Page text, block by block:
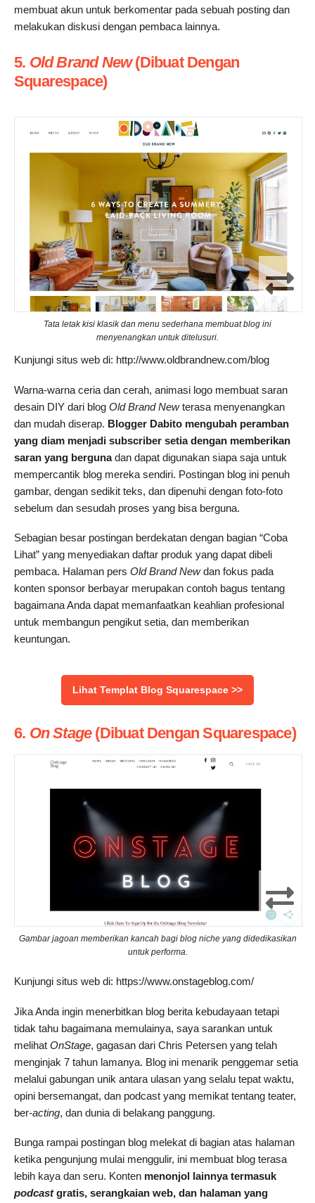
membuat akun untuk berkomentar pada sebuah posting dan
melakukan diskusi dengan pembaca lainnya.
5. Old Brand New(Dibuat Dengan
Squarespace)
Tata letak kisi klasik dan menu sederhana membuat blog ini
menyenangkan untuk ditelusuri.
Kunjungi situs web di: http://www.oldbrandnew.com/blog
Warna-warna ceria dan cerah, animasi logo membuat saran
desain DIY dari blog Old Brand Newterasa menyenangkan
dan mudah diserap. Blogger Dabito mengubah peramban
yang diam menjadi subscriber setia dengan memberikan
saran yang bergunadan dapat digunakan siapa saja untuk
mempercantik blog mereka sendiri. Postingan blog ini penuh
gambar, dengan sedikit teks, dan dipenuhi dengan foto-foto
sebelum dan sesudah proses yang bisa berguna.
Sebagian besar postingan berdekatan dengan bagian “Coba
Lihat” yang menyediakan daftar produk yang dapat dibeli
pembaca. Halaman pers Old Brand Newdan fokus pada
konten sponsor berbayar merupakan contoh bagus tentang
bagaimana Anda dapat memanfaatkan keahlian profesional
untuk membangun pengikut setia, dan memberikan
keuntungan.
Lihat Templat Blog Squarespace >>
6. On Stage(Dibuat Dengan Squarespace)
Gambar jagoan memberikan kancah bagi blog nicheyang didedikasikan
untuk performa.
Kunjungi situs web di: https://www.onstageblog.com/
Jika Anda ingin menerbitkan blog berita kebudayaan tetapi
tidak tahu bagaimana memulainya, saya sarankan untuk
melihat OnStage, gagasan dari Chris Petersen yang telah
menginjak 7 tahun lamanya. Blog ini menarik penggemar setia
melalui gabungan unik antara ulasan yang selalu tepat waktu,
opini bersemangat, dan podcast yang memikat tentang teater,
ber-acting, dan dunia di belakang panggung.
Bunga rampai postingan blog melekat di bagian atas halaman
ketika pengunjung mulai menggulir, ini membuat blog terasa
lebih kaya dan seru. Konten menonjol lainnya termasuk
podcastgratis, serangkaian web, dan halaman yang